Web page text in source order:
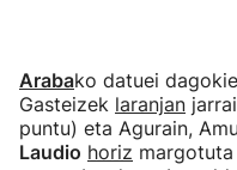
Arabako datuei
Gasteizek laranjan
puntu) eta Agurain,
Laudio horiz